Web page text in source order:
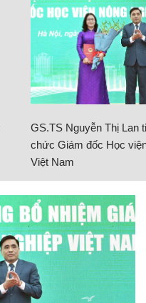
GS.TS Nguyễn Thị Lan
chức Giám đốc Học
Việt Nam